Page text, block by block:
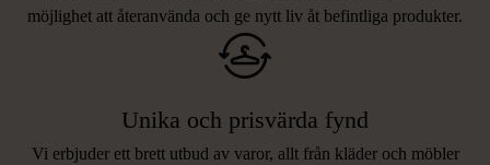
möjlighet att återanvända och ge nytt liv åt befintliga produkter.
Unika och prisvärda fynd
Vi erbjuder ett brett utbud av varor, allt från kläder och möbler